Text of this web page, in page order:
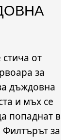
от
за
дъждовна
и мъх се
попаднат в
за